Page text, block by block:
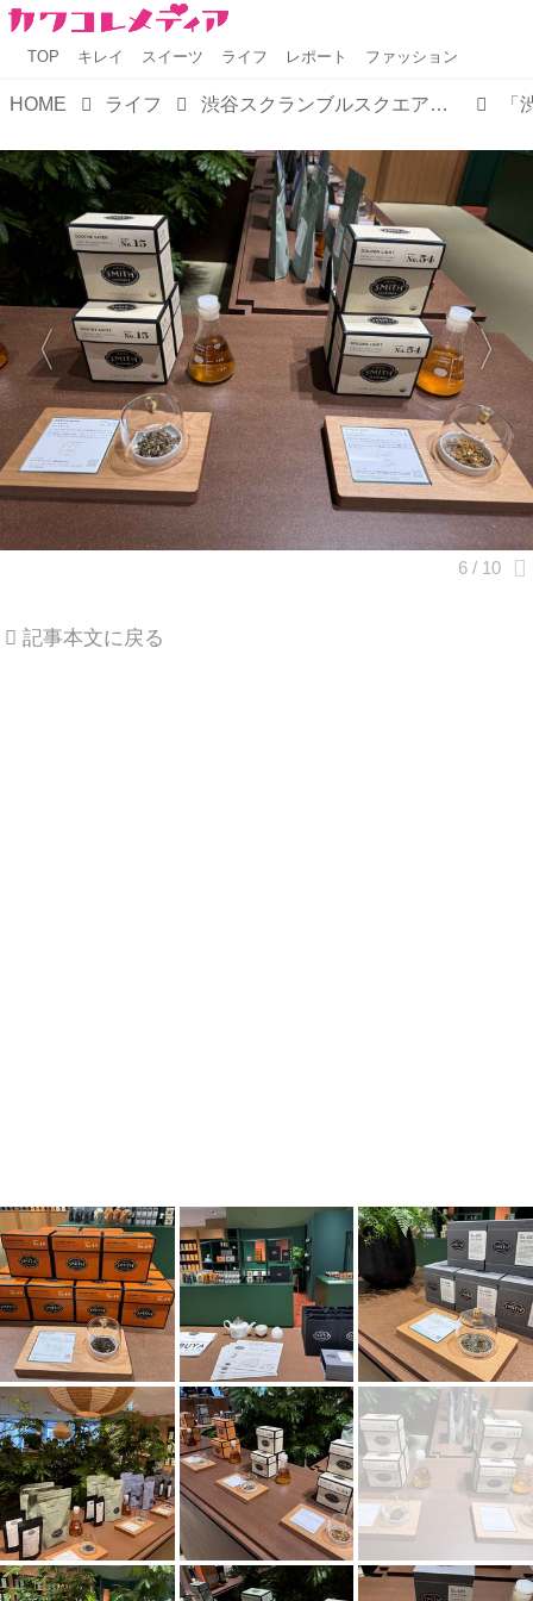
TOP キレイ スイーツ ライフ レポート ファッション
HOME ライフ 渋谷スクランブルスクエア（4階）♡10月24日リニューアルオープン！
記事本文に戻る